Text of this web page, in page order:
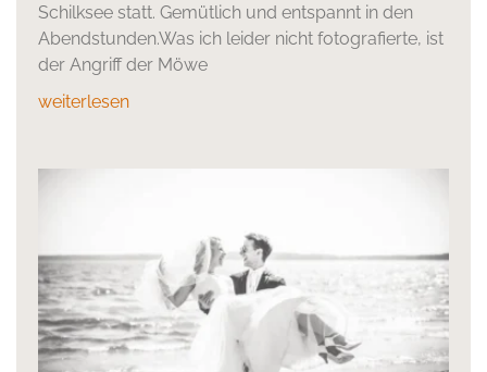
Schilksee statt. Gemütlich und entspannt in den
Abendstunden.Was ich leider nicht fotografierte, ist
der Angriff der Möwe
weiterlesen